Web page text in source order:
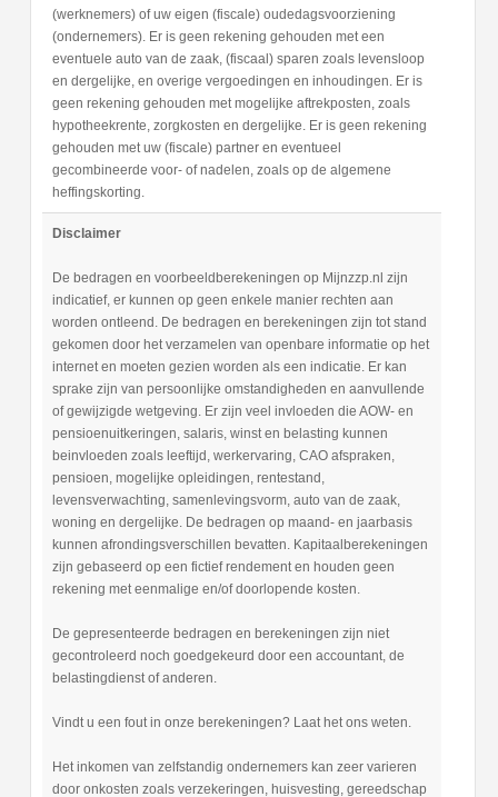
(werknemers) of uw eigen (fiscale) oudedagsvoorziening
(ondernemers). Er is geen rekening gehouden met een
eventuele auto van de zaak, (fiscaal) sparen zoals levensloop
en dergelijke, en overige vergoedingen en inhoudingen. Er is
geen rekening gehouden met mogelijke aftrekposten, zoals
hypotheekrente, zorgkosten en dergelijke. Er is geen rekening
gehouden met uw (fiscale) partner en eventueel
gecombineerde voor- of nadelen, zoals op de algemene
heffingskorting.
Disclaimer
De bedragen en voorbeeldberekeningen op Mijnzzp.nl zijn
indicatief, er kunnen op geen enkele manier rechten aan
worden ontleend. De bedragen en berekeningen zijn tot stand
gekomen door het verzamelen van openbare informatie op het
internet en moeten gezien worden als een indicatie. Er kan
sprake zijn van persoonlijke omstandigheden en aanvullende
of gewijzigde wetgeving. Er zijn veel invloeden die AOW- en
pensioenuitkeringen, salaris, winst en belasting kunnen
beinvloeden zoals leeftijd, werkervaring, CAO afspraken,
pensioen, mogelijke opleidingen, rentestand,
levensverwachting, samenlevingsvorm, auto van de zaak,
woning en dergelijke. De bedragen op maand- en jaarbasis
kunnen afrondingsverschillen bevatten. Kapitaalberekeningen
zijn gebaseerd op een fictief rendement en houden geen
rekening met eenmalige en/of doorlopende kosten.
De gepresenteerde bedragen en berekeningen zijn niet
gecontroleerd noch goedgekeurd door een accountant, de
belastingdienst of anderen.
Vindt u een fout in onze berekeningen? Laat het ons weten.
Het inkomen van zelfstandig ondernemers kan zeer varieren
door onkosten zoals verzekeringen, huisvesting, gereedschap